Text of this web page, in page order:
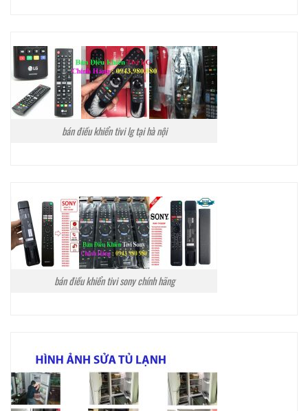
bán điều khiển tivi lg tại hà nội
bán điều khiển tivi sony chính hãng